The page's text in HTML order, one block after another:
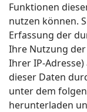
Funktionen
nutzen können.
Erfassung der
Ihre Nutzung
Ihrer IP-
dieser Daten
unter dem
herunterladen